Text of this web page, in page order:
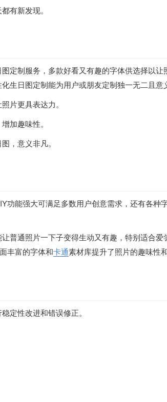
有新发现。
定制服务，多款好看又有趣的字体供选择以让
生日图定制能为用户或朋友定制独一无二且意
片更具表达力。
加趣味性。
，意义非凡。
功能强大可满足多数用户创意需求，还有各种
普通照片一下子变得生动又有趣，特别适合爱
丰富的字体和卡通素材库提升了照片的趣味性
定性改进和错误修正。